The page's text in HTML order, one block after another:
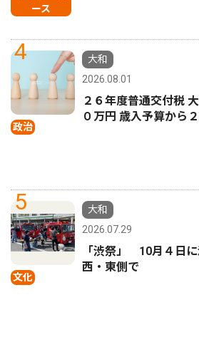
ース
4
政治
大和
2026.08.01
２６年度普通交付税
０万円 歳入予算から
5
文化
大和
2026.07.29
「渋祭」 10月４日
西・東側で